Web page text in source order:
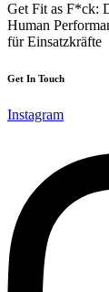
Get Fit as F*ck:
Human
für Einsatzkräfte
Get In Touch
Instagram